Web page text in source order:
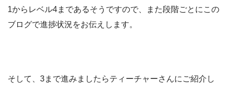
1からレベル4まであるそうですので、また段階ごとにこの
ブログで進捗状況をお伝えします。
そして、3まで進みましたらティーチャーさんにご紹介し